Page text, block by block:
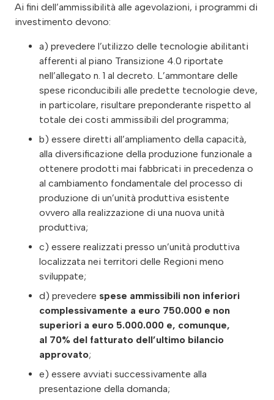
Ai fini dell’ammissibilità alle agevolazioni, i programmi di
investimento devono:
a) prevedere l’utilizzo delle tecnologie abilitanti
afferenti al piano Transizione 4.0 riportate
nell’allegato n. 1 al decreto. L’ammontare delle
spese riconducibili alle predette tecnologie deve,
in particolare, risultare preponderante rispetto al
totale dei costi ammissibili del programma;
b) essere diretti all’ampliamento della capacità,
alla diversificazione della produzione funzionale a
ottenere prodotti mai fabbricati in precedenza o
al cambiamento fondamentale del processo di
produzione di un’unità produttiva esistente
ovvero alla realizzazione di una nuova unità
produttiva;
c) essere realizzati presso un’unità produttiva
localizzata nei territori delle Regioni meno
sviluppate;
d) prevedere spese ammissibili non inferiori
complessivamente a euro 750.000 e non
superiori a euro 5.000.000 e, comunque,
al 70% del fatturato dell’ultimo bilancio
approvato;
e) essere avviati successivamente alla
presentazione della domanda;